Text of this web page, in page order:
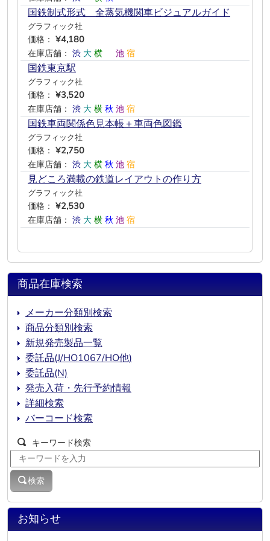
国鉄制式形式 全蒸気機関車ビジュアルガイド
グラフィック社
価格： ¥4,180
在庫店舗： 渋 大 横 池 宿
国鉄東京駅
グラフィック社
価格： ¥3,520
在庫店舗： 渋 大 横 秋 池 宿
国鉄車両関係色見本帳＋車両色図鑑
グラフィック社
価格： ¥2,750
在庫店舗： 渋 大 横 秋 池 宿
見どころ満載の鉄道レイアウトの作り方
グラフィック社
価格： ¥2,530
在庫店舗： 渋 大 横 秋 池 宿
お知らせ
商品在庫検索
メーカー分類別検索
商品分類別検索
新規発売製品一覧
委託品(J/HO1067/HO他)
委託品(N)
発売入荷・先行予約情報
詳細検索
バーコード検索
キーワード検索
検索